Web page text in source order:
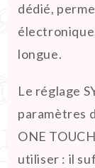
dédié,
longue.
Le réglage
paramètres
ONE
utiliser : il